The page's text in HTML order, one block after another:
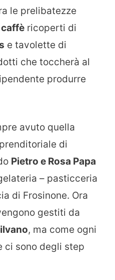
le prelibatezze
ricoperti di
e tavolette di
che toccherà al
produrre
avuto quella
di
Pietro e Rosa Papa
– pasticceria
di Frosinone. Ora
gestiti da
, ma come ogni
ci sono degli step